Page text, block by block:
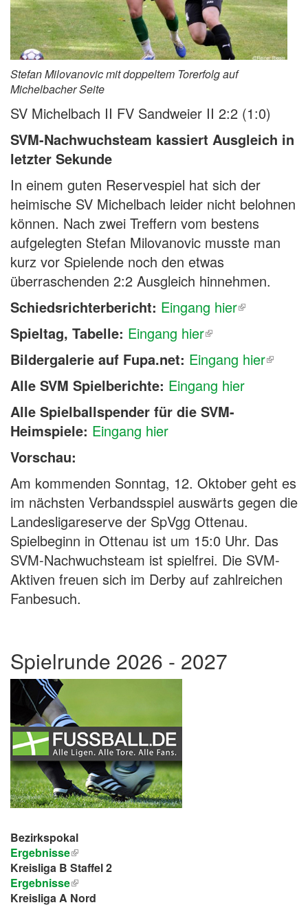
Stefan Milovanovic mit doppeltem Torerfolg auf
Michelbacher Seite
SV Michelbach II FV Sandweier II 2:2 (1:0)
SVM-Nachwuchsteam kassiert Ausgleich in
letzter Sekunde
In einem guten Reservespiel hat sich der
heimische SV Michelbach leider nicht belohnen
können. Nach zwei Treffern vom bestens
aufgelegten Stefan Milovanovic musste man
kurz vor Spielende noch den etwas
überraschenden 2:2 Ausgleich hinnehmen.
Schiedsrichterbericht: Eingang hier
Spieltag, Tabelle: Eingang hier
Bildergalerie auf Fupa.net: Eingang hier
Alle SVM Spielberichte: Eingang hier
Alle Spielballspender für die SVM-
Heimspiele: Eingang hier
Vorschau:
Am kommenden Sonntag, 12. Oktober geht es
im nächsten Verbandsspiel auswärts gegen die
Landesligareserve der SpVgg Ottenau.
Spielbeginn in Ottenau ist um 15:0 Uhr. Das
SVM-Nachwuchsteam ist spielfrei. Die SVM-
Aktiven freuen sich im Derby auf zahlreichen
Fanbesuch.
Spielrunde 2026 - 2027
Bezirkspokal
Ergebnisse
Kreisliga B Staffel 2
Ergebnisse
Kreisliga A Nord